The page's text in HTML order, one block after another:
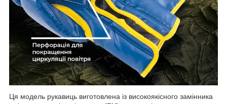
Ця модель рукавиць виготовлена із високоякісного замінника